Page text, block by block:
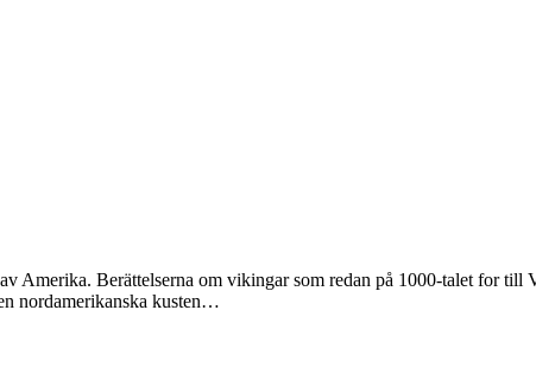
Berättelserna om vikingar som redan på 1000-talet for till
nordamerikanska kusten…